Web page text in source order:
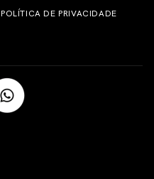
POLÍTICA DE PRIVACIDADE